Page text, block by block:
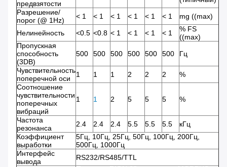
предвзятости
Разрешение/
порог (@ 1Hz)
< 1 < 1 < 1 < 1 < 1 < 1 mg ((max)
Нелинейность <0.5 <0.8 < 1 < 1 < 1 < 1
% FS
((max)
Пропускная
способность
(3DB)
500 500 500 500 500 500 Гц
Чувствительность
поперечной оси
1 1 1 2 2 2
%
Соотношение
чувствительности
поперечных
вибраций
1 1 2 5 5 5 %
Частота
резонанса
2.4 2.4 2.4 5.5 5.5 5.5
кГц
Коэффициент
выработки
5Гц, 10Гц, 25Гц, 50Гц, 100Гц, 200Гц,
500Гц, 1000Гц
Интерфейс
вывода
RS232/RS485/TTL